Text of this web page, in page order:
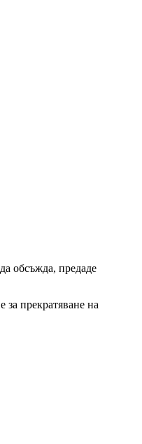
обсъжда, предаде
прекратяване на